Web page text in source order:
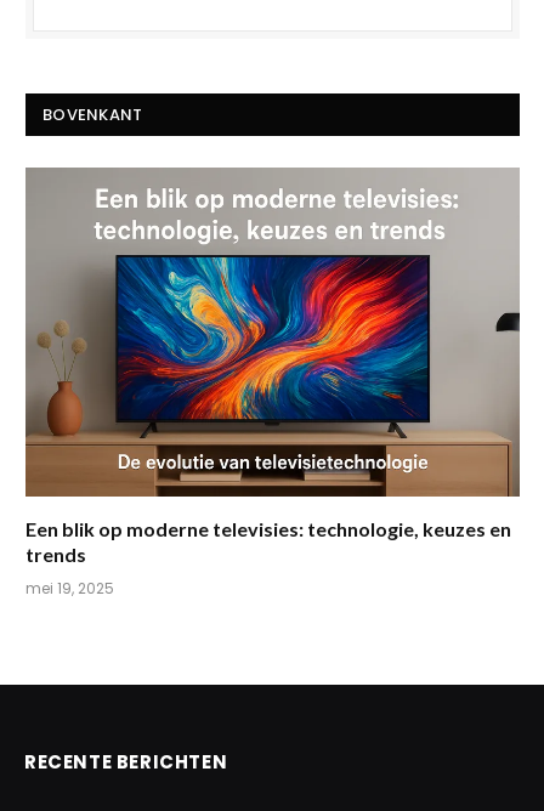
BOVENKANT
Een blik op moderne televisies: technologie, keuzes en
trends
mei 19, 2025
RECENTE BERICHTEN